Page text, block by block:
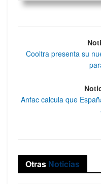
Cooltra presenta su
Anfac calcula que
Otras Noticias